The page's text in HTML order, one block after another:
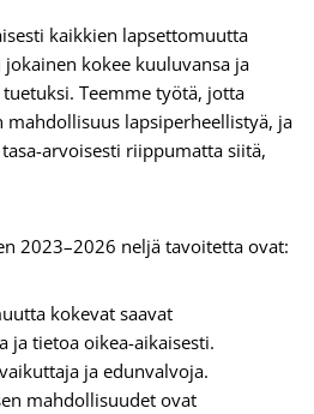
kaikkien lapsettomuutta
kokee kuuluvansa ja
Teemme työtä, jotta
lapsiperheellistyä, ja
arvoisesti riippumatta siitä,
2023–2026 neljä tavoitetta ovat:
kokevat saavat
ja tietoa oikea-aikaisesti.
ja edunvalvoja.
mahdollisuudet ovat